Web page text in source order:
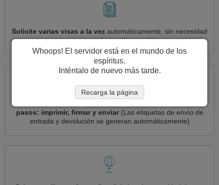
Solicite varias visas a la vez automáticamente, sin necesidad
de ingresar información repetitiva
pasos: imprimir, firmar y enviar (Las etiquetas de envío de
entrada y devolución se generan automáticamente)
Whoops! El servidor está en el mundo de los
espíritus.
Inténtalo de nuevo más tarde.
Recarga la página